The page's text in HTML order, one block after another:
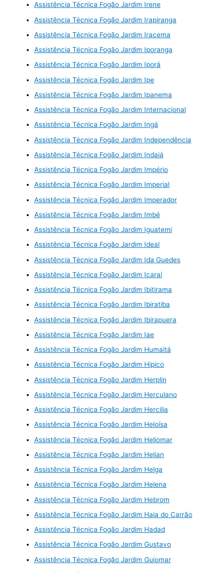
Assistência Técnica Fogão Jardim Irene
Assistência Técnica Fogão Jardim Irapiranga
Assistência Técnica Fogão Jardim Iracema
Assistência Técnica Fogão Jardim Iporanga
Assistência Técnica Fogão Jardim Iporá
Assistência Técnica Fogão Jardim Ipe
Assistência Técnica Fogão Jardim Ipanema
Assistência Técnica Fogão Jardim Internacional
Assistência Técnica Fogão Jardim Ingá
Assistência Técnica Fogão Jardim Independência
Assistência Técnica Fogão Jardim Indaiá
Assistência Técnica Fogão Jardim Império
Assistência Técnica Fogão Jardim Imperial
Assistência Técnica Fogão Jardim Imperador
Assistência Técnica Fogão Jardim Imbé
Assistência Técnica Fogão Jardim Iguatemi
Assistência Técnica Fogão Jardim Ideal
Assistência Técnica Fogão Jardim Ida Guedes
Assistência Técnica Fogão Jardim Icaraí
Assistência Técnica Fogão Jardim Ibitirama
Assistência Técnica Fogão Jardim Ibiratiba
Assistência Técnica Fogão Jardim Ibirapuera
Assistência Técnica Fogão Jardim Iae
Assistência Técnica Fogão Jardim Humaitá
Assistência Técnica Fogão Jardim Hípico
Assistência Técnica Fogão Jardim Herplin
Assistência Técnica Fogão Jardim Herculano
Assistência Técnica Fogão Jardim Hercilia
Assistência Técnica Fogão Jardim Heloísa
Assistência Técnica Fogão Jardim Heliomar
Assistência Técnica Fogão Jardim Helian
Assistência Técnica Fogão Jardim Helga
Assistência Técnica Fogão Jardim Helena
Assistência Técnica Fogão Jardim Hebrom
Assistência Técnica Fogão Jardim Haia do Carrão
Assistência Técnica Fogão Jardim Hadad
Assistência Técnica Fogão Jardim Gustavo
Assistência Técnica Fogão Jardim Guiomar